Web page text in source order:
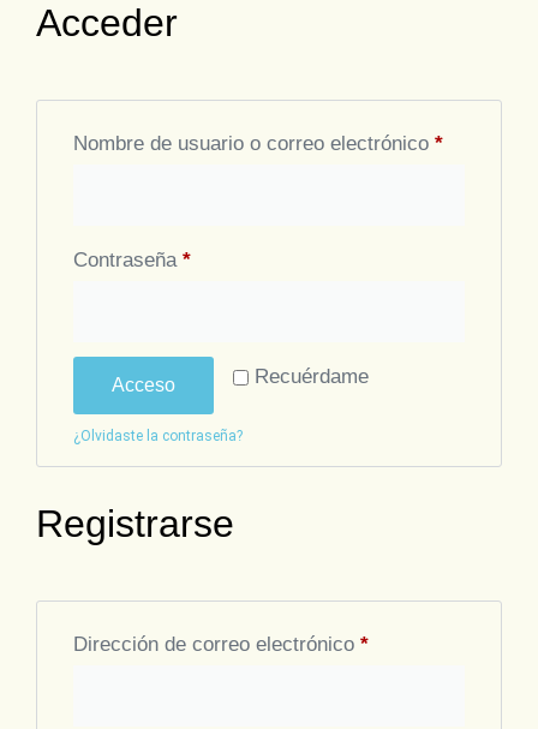
Acceder
Nombre de usuario o correo electrónico *
Contraseña *
Alternative: Recuérdame
Acceso
¿Olvidaste la contraseña?
Registrarse
Dirección de correo electrónico *